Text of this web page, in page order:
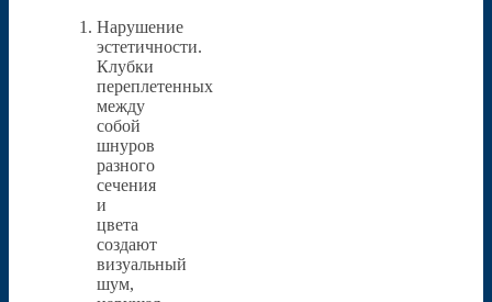
Нарушение
эстетичности.
Клубки
переплетенных
между
собой
шнуров
разного
сечения
и
цвета
создают
визуальный
шум,